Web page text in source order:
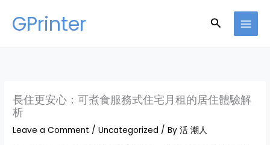
GPrinter Search
長住更安心：可煮食服務式住宅月租的居住體驗解
析
Leave a Comment /Uncategorized / By活 潮人